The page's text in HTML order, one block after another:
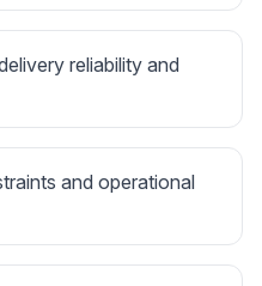
reliability and
and operational